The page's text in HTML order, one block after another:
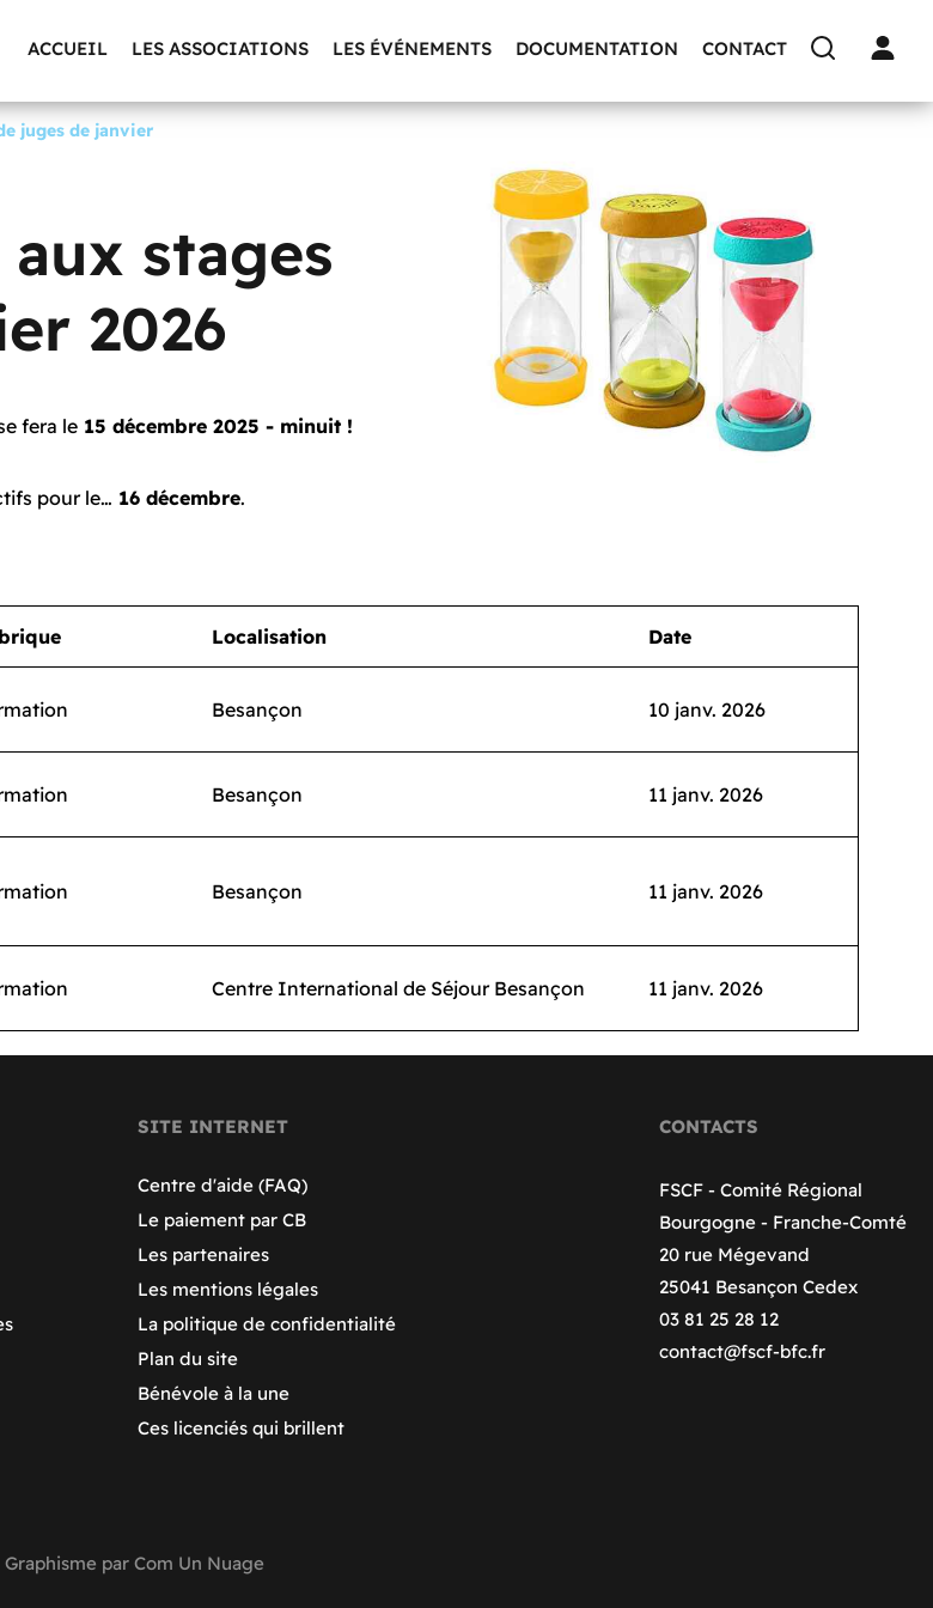
ACCUEIL LES ASSOCIATIONS LES ÉVÉNEMENTS DOCUMENTATION CONTACT
juges de janvier
stages
2026
fera le 15 décembre 2025 - minuit !
pour le… 16 décembre.
Localisation Date
Besançon 10 janv. 2026
Besançon 11 janv. 2026
Besançon 11 janv. 2026
Centre International de Séjour Besançon 11 janv. 2026
SITE INTERNET
Centre d'aide (FAQ)
Le paiement par CB
Les partenaires
Les mentions légales
La politique de confidentialité
Plan du site
Bénévole à la une
Ces licenciés qui brillent
CONTACTS
FSCF - Comité Régional
Bourgogne - Franche-Comté
20 rue Mégevand
25041 Besançon Cedex
03 81 25 28 12
contact@fscf-bfc.fr
Graphisme par Com Un Nuage